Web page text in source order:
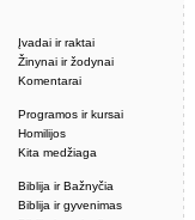
Įvadai ir raktai
Žinynai ir žodynai
Komentarai
Programos ir kursai
Homilijos
Kita medžiaga
Biblija ir Bažnyčia
Biblija ir gyvenimas